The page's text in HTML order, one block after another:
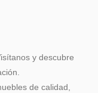
y descubre
de calidad,